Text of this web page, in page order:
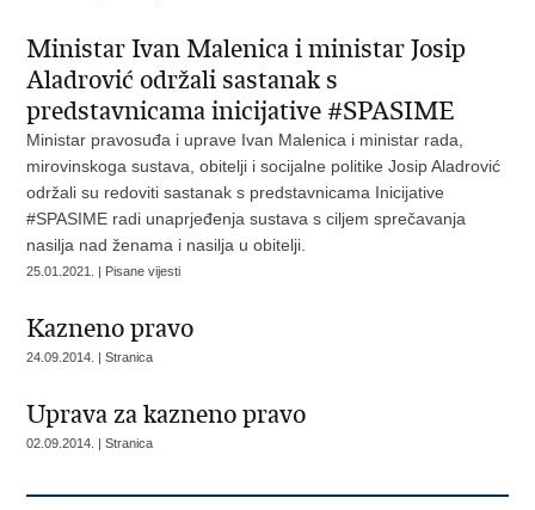
Ministar Ivan Malenica i ministar Josip
Aladrović održali sastanak s
predstavnicama inicijative #SPASIME
Ministar pravosuđa i uprave Ivan Malenica i ministar rada,
mirovinskoga sustava, obitelji i socijalne politike Josip Aladrović
održali su redoviti sastanak s predstavnicama Inicijative
#SPASIME radi unaprjeđenja sustava s ciljem sprečavanja
nasilja nad ženama i nasilja u obitelji.
25.01.2021. | Pisane vijesti
Kazneno pravo
24.09.2014. | Stranica
Uprava za kazneno pravo
02.09.2014. | Stranica